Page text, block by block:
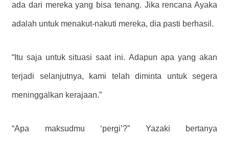
ada dari mereka yang bisa tenang. Jika rencana Ayaka
adalah untuk menakut-nakuti mereka, dia pasti berhasil.
“Itu saja untuk situasi saat ini. Adapun apa yang akan
terjadi selanjutnya, kami telah diminta untuk segera
meninggalkan kerajaan.”
“Apa maksudmu ‘pergi’?” Yazaki bertanya